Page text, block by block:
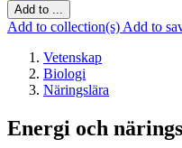
Add to ...
Add to collection(s) Add to
Vetenskap
Biologi
Näringslära
Energi och